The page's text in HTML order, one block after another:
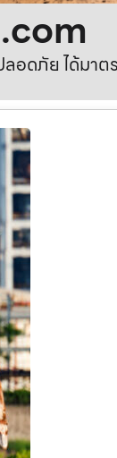
ดภัย ได้มาต